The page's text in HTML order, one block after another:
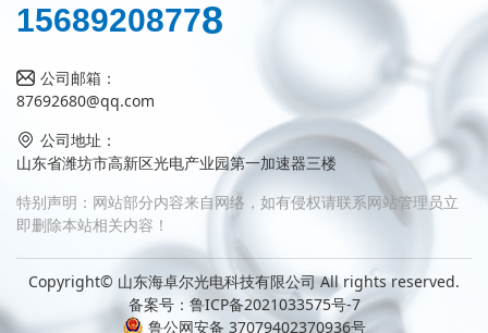
15689208778
公司邮箱：
87692680@qq.com
公司地址：
山东省潍坊市高新区光电产业园第一加速器三楼
特别声明：网站部分内容来自网络，如有侵权请联系网站管理员立
即删除本站相关内容！
Copyright© 山东海卓尔光电科技有限公司 All rights reserved.
备案号： 鲁ICP备2021033575号-7
鲁公网安备 37079402370936号